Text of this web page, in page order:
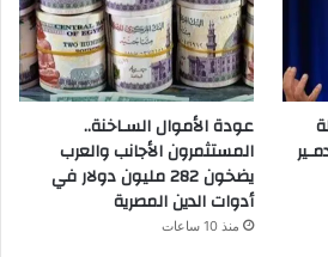
عودة الأموال السـاخنة..
المستثمرون الأجانب والعرب
يضخون 282 مليون دولار في
أدوات الدين المصرية
منذ 10 ساعات